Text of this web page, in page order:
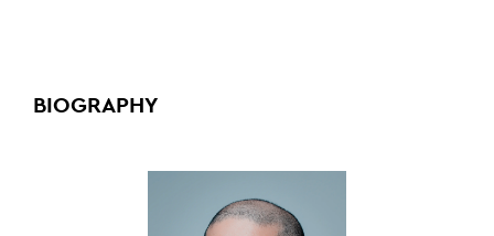
BIOGRAPHY